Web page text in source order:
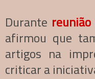
Durante
afirmou que
artigos na
criticar a